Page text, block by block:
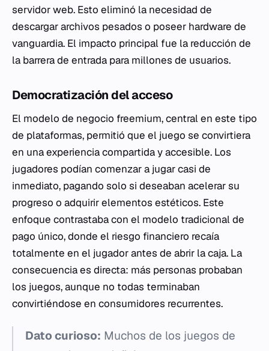
servidor web. Esto eliminó la necesidad de
descargar archivos pesados o poseer hardware de
vanguardia. El impacto principal fue la reducción de
la barrera de entrada para millones de usuarios.
Democratización del acceso
El modelo de negocio freemium, central en este tipo
de plataformas, permitió que el juego se convirtiera
en una experiencia compartida y accesible. Los
jugadores podían comenzar a jugar casi de
inmediato, pagando solo si deseaban acelerar su
progreso o adquirir elementos estéticos. Este
enfoque contrastaba con el modelo tradicional de
pago único, donde el riesgo financiero recaía
totalmente en el jugador antes de abrir la caja. La
consecuencia es directa: más personas probaban
los juegos, aunque no todas terminaban
convirtiéndose en consumidores recurrentes.
Dato curioso: Muchos de los juegos de